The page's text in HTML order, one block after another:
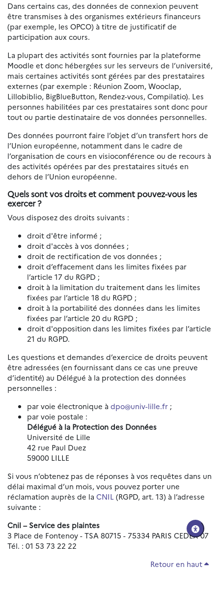
Dans certains cas, des données de connexion peuvent
être transmises à des organismes extérieurs financeurs
(par exemple, les OPCO) à titre de justificatif de
participation aux cours.
La plupart des activités sont fournies par la plateforme
Moodle et donc hébergées sur les serveurs de l’université,
mais certaines activités sont gérées par des prestataires
externes (par exemple : Réunion Zoom, Wooclap,
Lillobiblio, BigBlueButton, Rendez-vous, Compilatio). Les
personnes habilitées par ces prestataires sont donc pour
tout ou partie destinataire de vos données personnelles.
Des données pourront faire l’objet d’un transfert hors de
l’Union européenne, notamment dans le cadre de
l’organisation de cours en visioconférence ou de recours à
des activités opérées par des prestataires situés en
dehors de l’Union européenne.
Quels sont vos droits et comment pouvez-vous les
exercer ?
Vous disposez des droits suivants :
droit d'être informé ;
droit d'accès à vos données ;
droit de rectification de vos données ;
droit d’effacement dans les limites fixées par
l’article 17 du RGPD ;
droit à la limitation du traitement dans les limites
fixées par l’article 18 du RGPD ;
droit à la portabilité des données dans les limites
fixées par l’article 20 du RGPD ;
droit d'opposition dans les limites fixées par l’article
21 du RGPD.
Les questions et demandes d’exercice de droits peuvent
être adressées (en fournissant dans ce cas une preuve
d’identité) au Délégué à la protection des données
personnelles :
par voie électronique à dpo@univ-lille.fr ;
par voie postale :
Délégué à la Protection des Données
Université de Lille
42 rue Paul Duez
59000 LILLE
Si vous n’obtenez pas de réponses à vos requêtes dans un
délai maximal d’un mois, vous pouvez porter une
réclamation auprès de la CNIL (RGPD, art. 13) à l’adresse
suivante :
Cnil – Service des plaintes
3 Place de Fontenoy - TSA 80715 - 75334 PARIS CEDEX 07
Tél. : 01 53 73 22 22
Retour en haut